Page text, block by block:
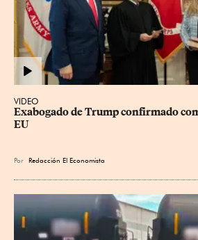
VIDEO
Exabogado de Trump confirmado
EU
Por Redacción El Economista